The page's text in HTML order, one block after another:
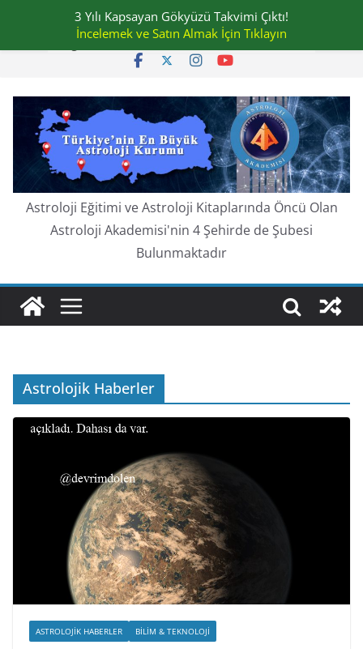
content
Perşembe, Ağustos 6, 2026
Astroloji Eğitimi ve Astroloji Kitaplarında Öncü Olan
Astroloji Akademisi'nin 4 Şehirde de Şubesi
Bulunmaktadır
Astrolojik Haberler
ASTROLOJIK HABERLER BILIM & TEKNOLOJI
3 Yılı Kapsayan Gökyüzü Takvimi Çıktı!
İncelemek ve Satın Almak İçin Tıklayın